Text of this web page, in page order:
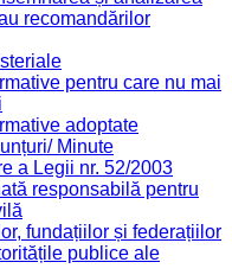
recomandărilor
pentru care nu mai
adoptate
Minute
a Legii nr. 52/2003
responsabilă pentru
fundațiilor și federațiilor
publice ale